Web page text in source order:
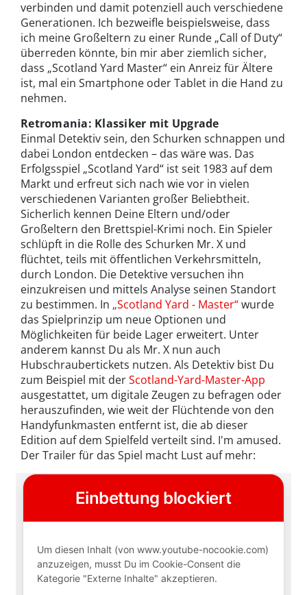
verbinden und damit potenziell auch verschiedene
Generationen. Ich bezweifle beispielsweise, dass
ich meine Großeltern zu einer Runde „Call of Duty“
überreden könnte, bin mir aber ziemlich sicher,
dass „Scotland Yard Master“ ein Anreiz für Ältere
ist, mal ein Smartphone oder Tablet in die Hand zu
nehmen.
Retromania: Klassiker mit Upgrade
Einmal Detektiv sein, den Schurken schnappen und
dabei London entdecken – das wäre was. Das
Erfolgsspiel „Scotland Yard“ ist seit 1983 auf dem
Markt und erfreut sich nach wie vor in vielen
verschiedenen Varianten großer Beliebtheit.
Sicherlich kennen Deine Eltern und/oder
Großeltern den Brettspiel-Krimi noch. Ein Spieler
schlüpft in die Rolle des Schurken Mr. X und
flüchtet, teils mit öffentlichen Verkehrsmitteln,
durch London. Die Detektive versuchen ihn
einzukreisen und mittels Analyse seinen Standort
zu bestimmen. In „Scotland Yard - Master“wurde
das Spielprinzip um neue Optionen und
Möglichkeiten für beide Lager erweitert. Unter
anderem kannst Du als Mr. X nun auch
Hubschraubertickets nutzen. Als Detektiv bist Du
zum Beispiel mit derScotland-Yard-Master-App
ausgestattet, um digitale Zeugen zu befragen oder
herauszufinden, wie weit der Flüchtende von den
Handyfunkmasten entfernt ist, die ab dieser
Edition auf dem Spielfeld verteilt sind. I'm amused.
Der Trailer für das Spiel macht Lust auf mehr: